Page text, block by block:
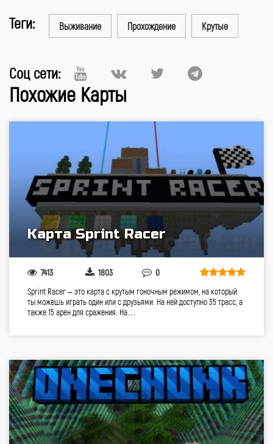
Теги: Выживание Прохождение Крутые
Соц сети:
Похожие Карты
Карта Sprint Racer
7413 1803 0
Sprint Racer – это карта с крутым гоночным режимом, на который
ты можешь играть один или с друзьями. На ней доступно 35 трасс, а
также 15 арен для сражения. На…